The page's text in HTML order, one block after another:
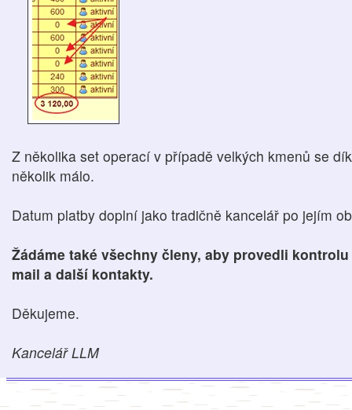
Z několika set operací v případě velkých kmenů se
několik málo.
Datum platby doplní jako tradičně kancelář po jejím
Žádáme také všechny členy, aby provedli
mail a další kontakty.
Děkujeme.
Kancelář LLM